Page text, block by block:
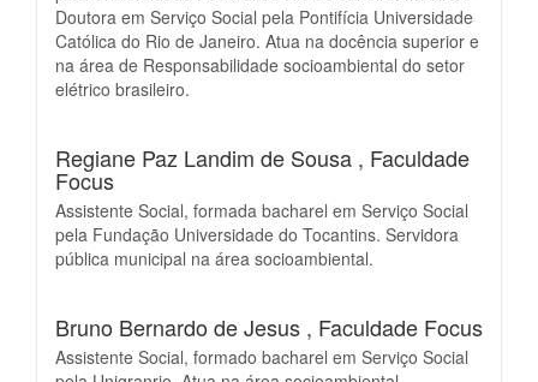
Doutora em Serviço Social pela Pontifícia Universidade
Católica do Rio de Janeiro. Atua na docência superior e
na área de Responsabilidade socioambiental do setor
elétrico brasileiro.
Regiane Paz Landim de Sousa , Faculdade
Focus
Assistente Social, formada bacharel em Serviço Social
pela Fundação Universidade do Tocantins. Servidora
pública municipal na área socioambiental.
Bruno Bernardo de Jesus , Faculdade Focus
Assistente Social, formado bacharel em Serviço Social